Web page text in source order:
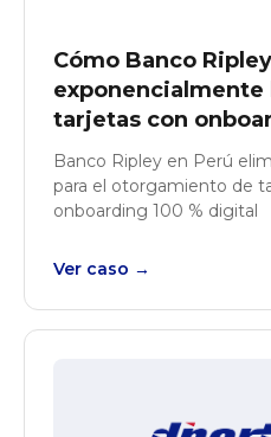
Cómo Banco
exponencialmente
tarjetas con
Banco Ripley en Perú
para el otorgamiento de
onboarding 100 % digital
Ver caso →